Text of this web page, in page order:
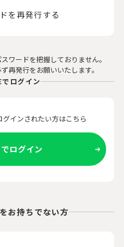
を再発行する
ワードを把握しておりません。
再発行をお願いいたします。
ログイン
インされたい方はこちら
ログイン
お持ちでない方